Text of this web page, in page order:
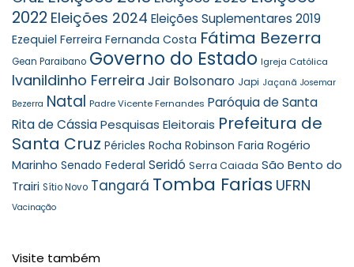
2022 Eleições 2024 Eleições Suplementares 2019
Ezequiel Ferreira Fernanda Costa Fátima Bezerra
Gean Paraibano Governo do Estado Igreja Católica
Ivanildinho Ferreira Jair Bolsonaro Japi Jaçanã Josemar
Bezerra Natal Padre Vicente Fernandes Paróquia de Santa
Rita de CássiaPesquisas Eleitorais Prefeitura de
Santa Cruz Péricles Rocha Robinson Faria Rogério
Marinho Senado Federal Seridó Serra Caiada São Bento do
Trairi Sítio Novo Tangará Tomba Farias UFRN
Vacinação
Visite também